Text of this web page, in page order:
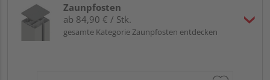
Zaunpfosten
ab 84,90 € / Stk.
gesamte Kategorie Zaunpfosten entdecken